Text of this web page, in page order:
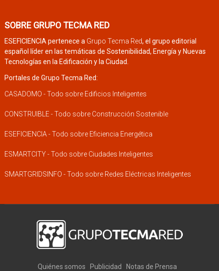
SOBRE GRUPO TECMA RED
ESEFICIENCIA pertenece a Grupo Tecma Red, el grupo editorial
español líder en las temáticas de Sostenibilidad, Energía y Nuevas
Tecnologías en la Edificación y la Ciudad.
Portales de Grupo Tecma Red:
CASADOMO - Todo sobre Edificios Inteligentes
CONSTRUIBLE - Todo sobre Construcción Sostenible
ESEFICIENCIA - Todo sobre Eficiencia Energética
ESMARTCITY - Todo sobre Ciudades Inteligentes
SMARTGRIDSINFO - Todo sobre Redes Eléctricas Inteligentes
Quiénes somos Publicidad Notas de Prensa